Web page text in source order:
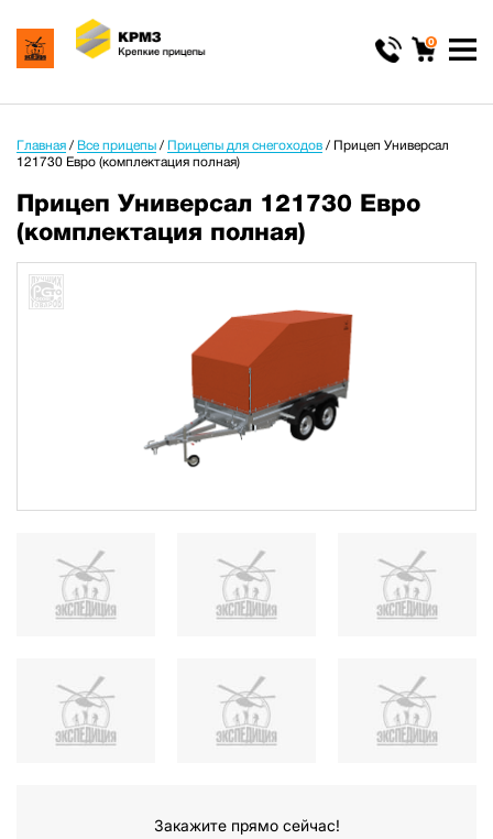
0
Главная / Все прицепы / Прицепы для снегоходов / Прицеп Универсал
121730 Евро (комплектация полная)
Прицеп Универсал 121730 Евро
(комплектация полная)
Закажите прямо сейчас!